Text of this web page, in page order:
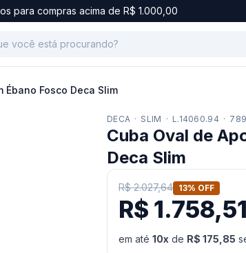
para compras acima de R$ 1.000,00
Ébano Fosco Deca Slim
DECA · SLIM · L.14060.94 ·
Cuba Oval de
Deca Slim
R$ 2.027,64 13% OFF
R$ 1.758,51
em até 10x de R$ 175,85